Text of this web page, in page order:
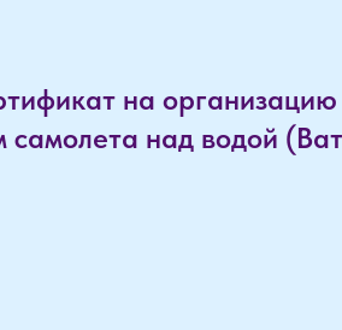
на организацию
самолета над водой